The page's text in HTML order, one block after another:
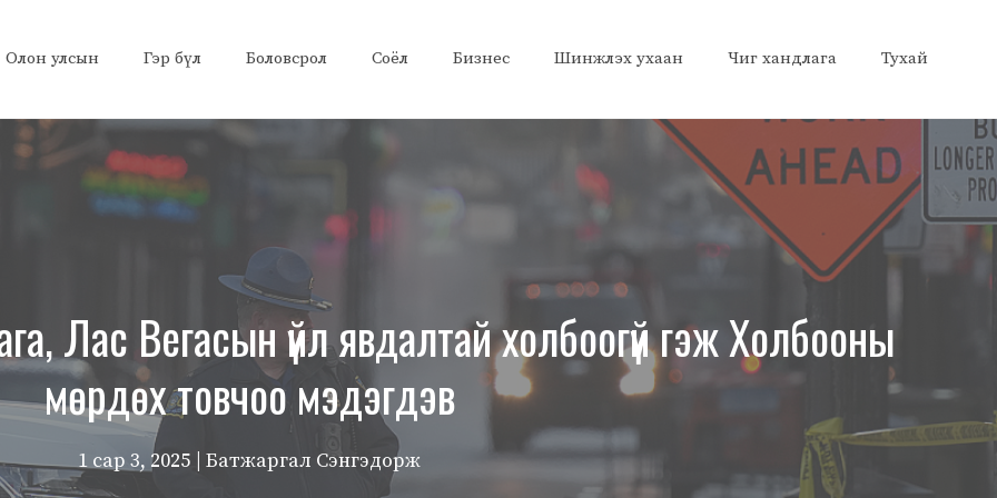
Олон улсын Гэр бүл Боловсрол Соёл Бизнес Шинжлэх ухаан Чиг хандлага Тухай
Лас Вегасын үйл явдалтай холбоогүй гэж Холбооны
мөрдөх товчоо мэдэгдэв
1 сар 3, 2025 | Батжаргал Сэнгэдорж